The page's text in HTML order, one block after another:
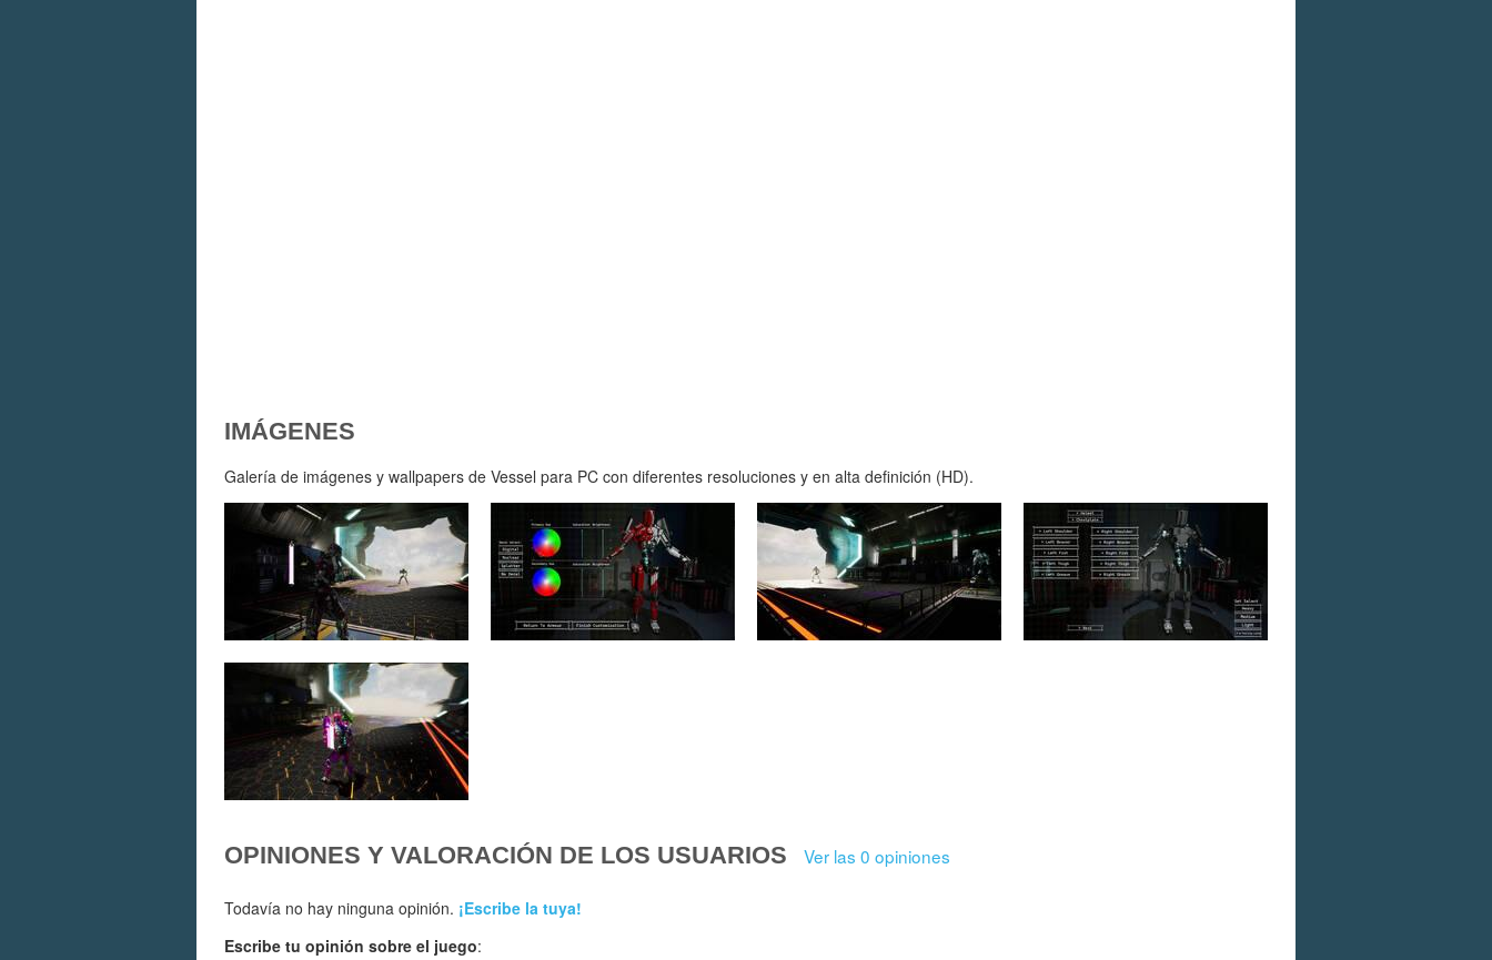
IMÁGENES
Galería de imágenes y wallpapers de Vessel para PC con diferentes resoluciones y en alta definición (HD).
OPINIONES Y VALORACIÓN DE LOS USUARIOS Ver las 0 opiniones
Todavía no hay ninguna opinión. ¡Escribe la tuya!
Escribe tu opinión sobre el juego: